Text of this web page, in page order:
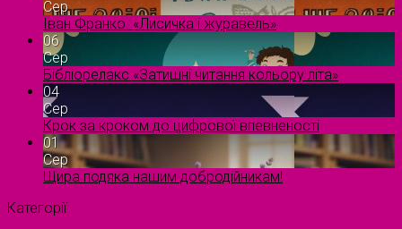
Сер
Іван Франко. «Лисичка і журавель»
06
Сер
Бібліорелакс «Затишні читання кольору літа»
04
Сер
Крок за кроком до цифрової впевненості
01
Сер
Щира подяка нашим добродійникам!
Категорії